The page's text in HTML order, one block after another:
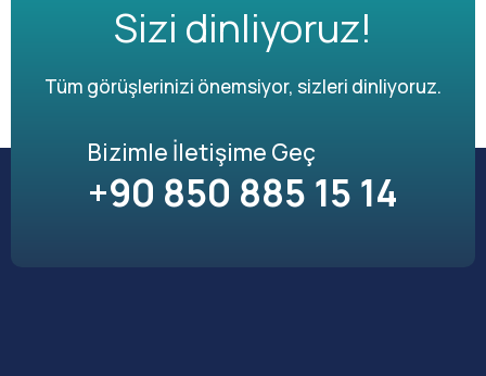
Sizi dinliyoruz!
Tüm görüşlerinizi önemsiyor, sizleri dinliyoruz.
Bizimle İletişime Geç
+90 850 885 15 14